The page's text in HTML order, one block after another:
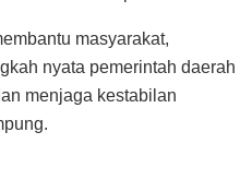
masyarakat,
nyata pemerintah daerah
menjaga kestabilan